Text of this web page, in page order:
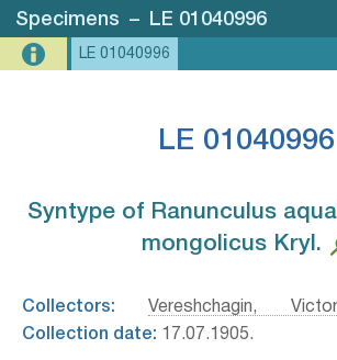
Specimens – LE 01040996
LE 01040996
LE 01040996
Syntype of Ranunculus
mongolicus Kryl.⁣
Collectors:
Vereshchagin,
Collection date: 17.07.1905.